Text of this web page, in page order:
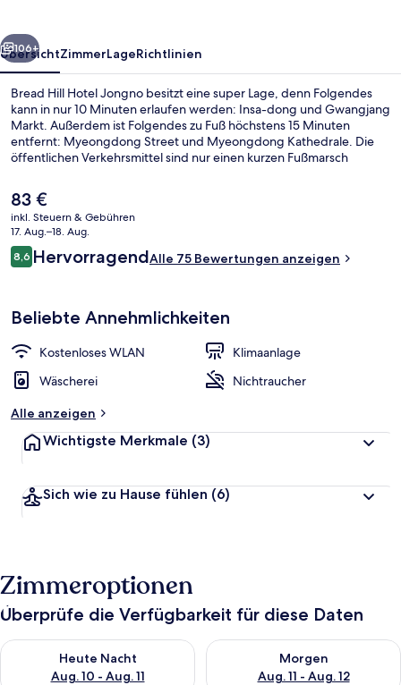
Weiter
106+
ÜbersichtZimmerLageRichtlinien
Bread Hill Hotel Jongno besitzt eine super Lage, denn Folgendes
kann in nur 10 Minuten erlaufen werden: Insa-dong und Gwangjang
Markt. Außerdem ist Folgendes zu Fuß höchstens 15 Minuten
entfernt: Myeongdong Street und Myeongdong Kathedrale. Die
öffentlichen Verkehrsmittel sind nur einen kurzen Fußmarsch
zur Station Euljilo 3-ga 4 Minuten.
Der
aktuelle
Preis
beträgt
83 €.
83 €
inkl. Steuern & Gebühren
17. Aug.–18. Aug.
Bewertungen
8,68,6 von 10.
HervorragendAlle 75 Bewertungen anzeigen
Beliebte Annehmlichkeiten
Kostenloses WLAN
Klimaanlage
Wäscherei
Nichtraucher
Alle anzeigen
Wichtigste Merkmale (3)
Sich wie zu Hause fühlen (6)
Zimmeroptionen
Überprüfe die Verfügbarkeit für diese Daten
Heute Nacht
Aug. 10 - Aug. 11
Überprüfe die Verfügbarkeit für heute Nacht, Aug. 10 - Aug.
Morgen
Aug. 11 - Aug. 12
Überprüfe die Verfügbarkeit